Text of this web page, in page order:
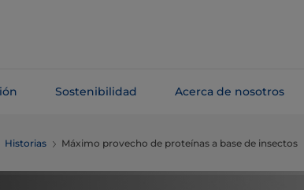
Sostenibilidad Acerca de nosotros
Historias Máximo provecho de proteínas a base de insectos